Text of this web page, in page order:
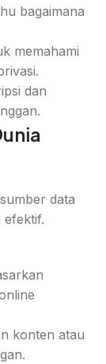
bagaimana
memahami
dan
data
efektif.
konten atau